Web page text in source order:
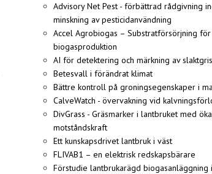
Advisory Net Pest - förbättrad rådgivning
minskning av pesticidanvändning
Accel Agrobiogas – Substratförsörjning
biogasproduktion
AI för detektering och märkning av
Betesvall i förändrat klimat
Bättre kontroll på groningsegenskaper i
CalveWatch - övervakning vid
DivGrass - Gräsmarker i lantbruket med
motståndskraft
Ett kunskapsdrivet lantbruk i väst
FLIVAB1 – en elektrisk redskapsbärare
Förstudie lantbrukarägd biogasanläggning